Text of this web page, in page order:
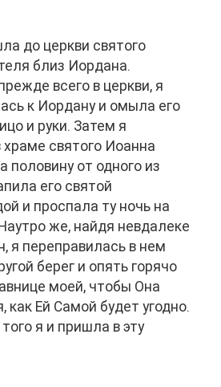
до церкви святого
близ Иордана.
всего в церкви, я
к Иордану и омыла его
и руки. Затем я
святого Иоанна
половину от одного из
его святой
и проспала ту ночь на
же, найдя невдалеке
я переправилась в нем
берег и опять горячо
моей, чтобы Она
как Ей Самой будет угодно.
я и пришла в эту